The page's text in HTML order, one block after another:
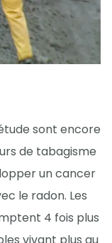
sont encore
de tabagisme
un cancer
le radon. Les
4 fois plus
vivant plus au